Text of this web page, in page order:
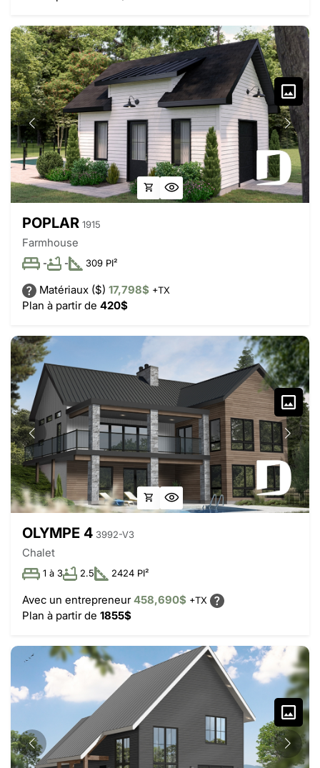
POPLAR 1915
Farmhouse
- - 309 PI²
Matériaux ($) 17,798$ +TX
Plan à partir de 420$
OLYMPE 4 3992-V3
Chalet
1 à 3 2.5 2424 PI²
Avec un entrepreneur458,690$ +TX
Plan à partir de 1855$